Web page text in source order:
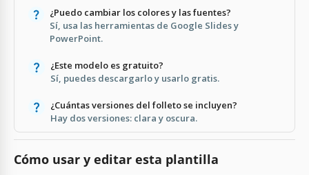
¿Puedo cambiar los colores y las fuentes?
Sí, usa las herramientas de Google Slides y
PowerPoint.
¿Este modelo es gratuito?
Sí, puedes descargarlo y usarlo gratis.
¿Cuántas versiones del folleto se incluyen?
Hay dos versiones: clara y oscura.
Cómo usar y editar esta plantilla